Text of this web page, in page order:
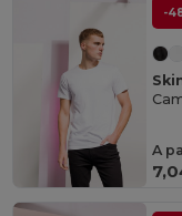
-
A